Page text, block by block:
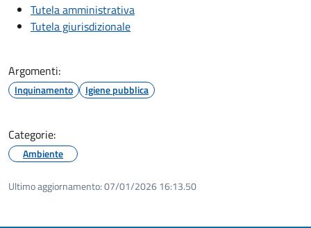
Tutela amministrativa
Tutela giurisdizionale
Argomenti:
Inquinamento Igiene pubblica
Categorie:
Ambiente
Ultimo aggiornamento:07/01/2026 16:13.50